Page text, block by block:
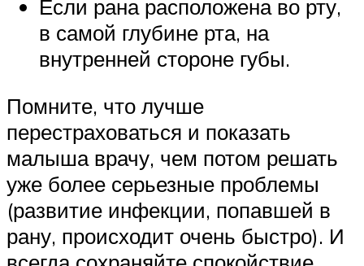
Если рана расположена во рту,
в самой глубине рта, на
внутренней стороне губы.
Помните, что лучше
перестраховаться и показать
малыша врачу, чем потом решать
уже более серьезные проблемы
(развитие инфекции, попавшей в
рану, происходит очень быстро). И